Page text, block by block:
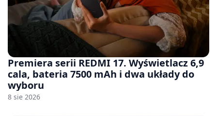
Premiera serii REDMI 17. Wyświetlacz 6,9
cala, bateria 7500 mAh i dwa układy do
wyboru
8 sie 2026